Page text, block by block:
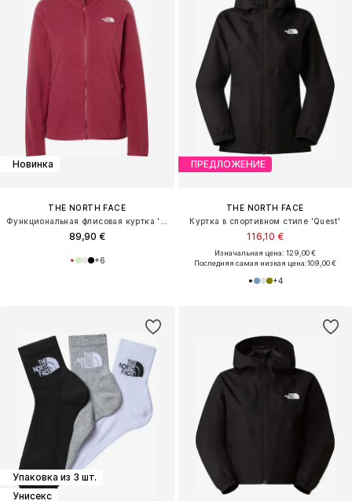
Новинка
THE NORTH FACE
89,90 €
+6
ПРЕДЛОЖЕНИЕ
THE NORTH FACE
Куртка в спортивном стиле 'Quest'
116,10 €
Изначальная цена: 129,00 €
Последняя самая низкая цена:109,00 €
+4
Упаковка из 3 шт.
Унисекс